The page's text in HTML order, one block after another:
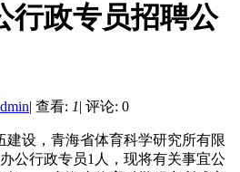
行政专员招聘公
| 查看: 1| 评论: 0
，青海省体育科学研究所有限
公行政专员1人，现将有关事宜公